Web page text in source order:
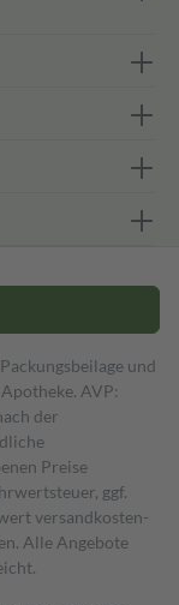
und
AVP:
der
Preise
ggf.
versand­kosten­
Alle Angebote